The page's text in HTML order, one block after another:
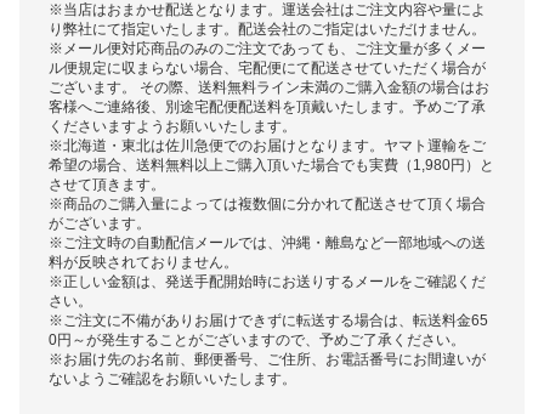
※当店はおまかせ配送となります。運送会社はご注文内容や量によ
り弊社にて指定いたします。配送会社のご指定はいただけません。
※メール便対応商品のみのご注文であっても、ご注文量が多くメー
ル便規定に収まらない場合、宅配便にて配送させていただく場合が
ございます。 その際、送料無料ライン未満のご購入金額の場合はお
客様へご連絡後、別途宅配便配送料を頂戴いたします。予めご了承
くださいますようお願いいたします。
※北海道・東北は佐川急便でのお届けとなります。ヤマト運輸をご
希望の場合、送料無料以上ご購入頂いた場合でも実費（1,980円）と
させて頂きます。
※商品のご購入量によっては複数個に分かれて配送させて頂く場合
がございます。
※ご注文時の自動配信メールでは、沖縄・離島など一部地域への送
料が反映されておりません。
※正しい金額は、発送手配開始時にお送りするメールをご確認くだ
さい。
※ご注文に不備がありお届けできずに転送する場合は、転送料金65
0円～が発生することがございますので、予めご了承ください。
※お届け先のお名前、郵便番号、ご住所、お電話番号にお間違いが
ないようご確認をお願いいたします。